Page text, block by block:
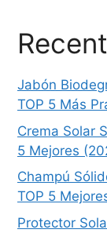
Jabón
TOP 5 Más
Crema Solar
5 Mejores
Champú
TOP 5
Protector